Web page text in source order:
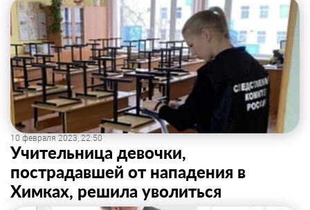
10 февраля 2023, 22:50
Учительница девочки,
пострадавшей от нападения в
Химках, решила уволиться